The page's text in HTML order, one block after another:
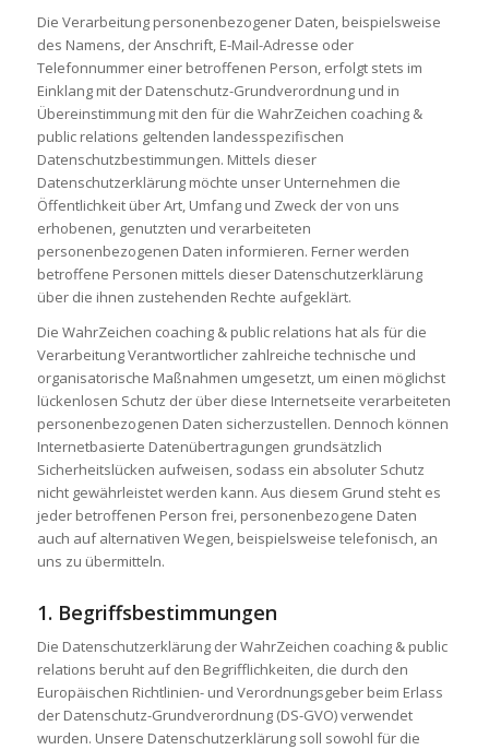
Die Verarbeitung personenbezogener Daten, beispielsweise
des Namens, der Anschrift, E-Mail-Adresse oder
Telefonnummer einer betroffenen Person, erfolgt stets im
Einklang mit der Datenschutz-Grundverordnung und in
Übereinstimmung mit den für die WahrZeichen coaching &
public relations geltenden landesspezifischen
Datenschutzbestimmungen. Mittels dieser
Datenschutzerklärung möchte unser Unternehmen die
Öffentlichkeit über Art, Umfang und Zweck der von uns
erhobenen, genutzten und verarbeiteten
personenbezogenen Daten informieren. Ferner werden
betroffene Personen mittels dieser Datenschutzerklärung
über die ihnen zustehenden Rechte aufgeklärt.
Die WahrZeichen coaching & public relations hat als für die
Verarbeitung Verantwortlicher zahlreiche technische und
organisatorische Maßnahmen umgesetzt, um einen möglichst
lückenlosen Schutz der über diese Internetseite verarbeiteten
personenbezogenen Daten sicherzustellen. Dennoch können
Internetbasierte Datenübertragungen grundsätzlich
Sicherheitslücken aufweisen, sodass ein absoluter Schutz
nicht gewährleistet werden kann. Aus diesem Grund steht es
jeder betroffenen Person frei, personenbezogene Daten
auch auf alternativen Wegen, beispielsweise telefonisch, an
uns zu übermitteln.
1. Begriffsbestimmungen
Die Datenschutzerklärung der WahrZeichen coaching & public
relations beruht auf den Begrifflichkeiten, die durch den
Europäischen Richtlinien- und Verordnungsgeber beim Erlass
der Datenschutz-Grundverordnung (DS-GVO) verwendet
wurden. Unsere Datenschutzerklärung soll sowohl für die